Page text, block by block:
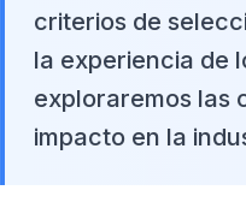
criterios de
la experiencia de
exploraremos las
impacto en la